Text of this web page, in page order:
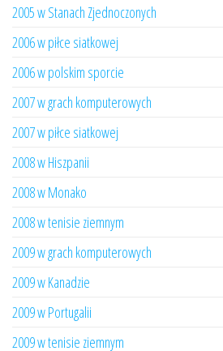
2005 w Stanach Zjednoczonych
2006 w piłce siatkowej
2006 w polskim sporcie
2007 w grach komputerowych
2007 w piłce siatkowej
2008 w Hiszpanii
2008 w Monako
2008 w tenisie ziemnym
2009 w grach komputerowych
2009 w Kanadzie
2009 w Portugalii
2009 w tenisie ziemnym